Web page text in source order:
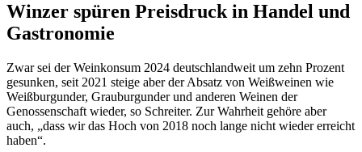
Winzer spüren Preisdruck in Handel und
Gastronomie
Zwar sei der Weinkonsum 2024 deutschlandweit um zehn Prozent
gesunken, seit 2021 steige aber der Absatz von Weißweinen wie
Weißburgunder, Grauburgunder und anderen Weinen der
Genossenschaft wieder, so Schreiter. Zur Wahrheit gehöre aber
auch, „dass wir das Hoch von 2018 noch lange nicht wieder erreicht
haben“.